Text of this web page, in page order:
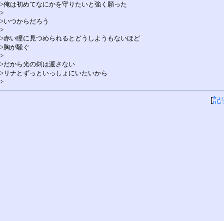
>俺は初めてなにかを守りたいと強く願った
>
>いつからだろう
>
>赤い瞳に見つめられるとどうしようもないほど
>胸が騒ぐ
>
>だから光の剣は渡さない
>リナとずっといっしょにいたいから
>
[記